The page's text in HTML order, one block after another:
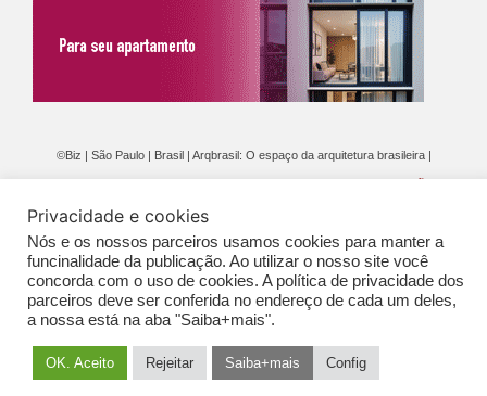
©Biz | São Paulo | Brasil | Arqbrasil: O espaço da arquitetura brasileira |
GERAIS DE PUBLICAÇÃO (CGP
Privacidade e cookies
Nós e os nossos parceiros usamos cookies para manter a
funcinalidade da publicação. Ao utilizar o nosso site você
concorda com o uso de cookies. A política de privacidade dos
parceiros deve ser conferida no endereço de cada um deles,
a nossa está na aba "Saiba+mais".
OK. Aceito Rejeitar Saiba+mais Config